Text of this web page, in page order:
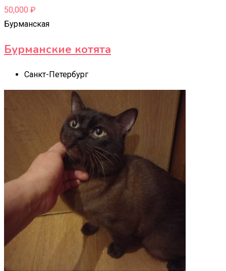
50,000 ₽
Бурманская
Бурманские котята
Санкт-Петербург